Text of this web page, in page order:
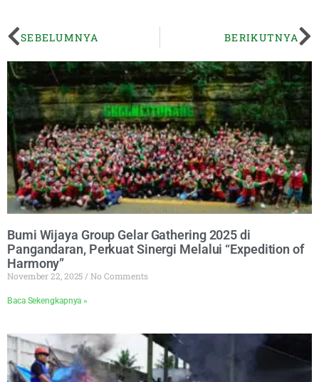
SEBELUMNYA BERIKUTNYA
Bumi Wijaya Group Gelar Gathering 2025 di
Pangandaran, Perkuat Sinergi Melalui “Expedition of
Harmony”
November 22, 2025 No Comments
Baca Sekengkapnya »